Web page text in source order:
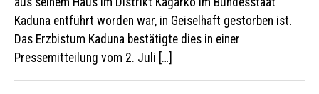
Kaduna entführt worden war, in Geiselhaft gestorben ist.
Das Erzbistum Kaduna bestätigte dies in einer
Pressemitteilung vom 2. Juli […]